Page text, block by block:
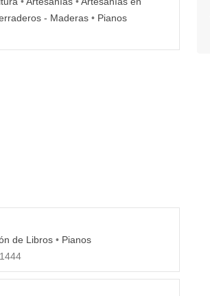
- Maderas • Pianos
de Libros • Pianos